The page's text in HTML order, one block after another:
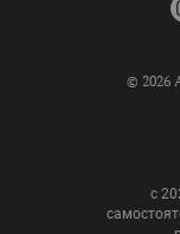
© 2026
с